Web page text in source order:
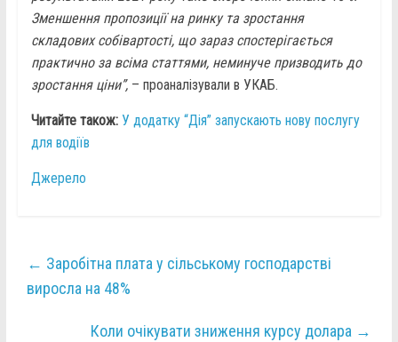
Зменшення пропозиції на ринку та зростання
складових собівартості, що зараз спостерігається
практично за всіма статтями, неминуче призводить до
зростання ціни”, – проаналізували в УКАБ.
Читайте також: У додатку “Дія” запускають нову послугу
для водіїв
Джерело
← Заробітна плата у сільському господарстві
виросла на 48%
Коли очікувати зниження курсу долара →